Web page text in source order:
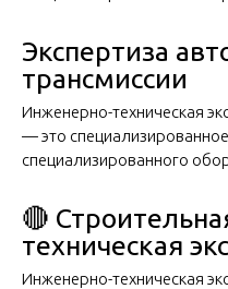
Экспертиза
трансмиссии
Инженерно-техническая
— это
специализированного
🔴
техническая
Инженерно-техническая